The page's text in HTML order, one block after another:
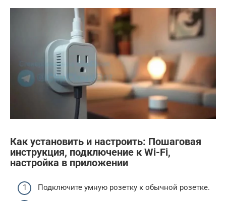
Как установить и настроить: Пошаговая
инструкция, подключение к Wi-Fi,
настройка в приложении
Подключите умную розетку к обычной розетке.